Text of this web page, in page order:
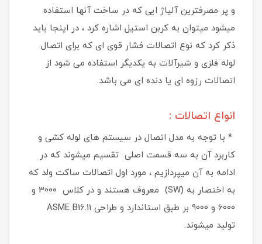
و پر مصرفترین آلیاژ ایی که در ساخت آنها استفاده
میشود میتوان به کربن استیل اشاره کرد ، در اینجا باید
ذکر کرد که نوع اتصالات فشار قوی ای که برای اتصال
لوله فلزی و شیرآلات به یکدیگر استفاده می شود از
اتصالات رزوه ای یا دنده ای می باشد.
انواع اتصالات :
* با توجه به مدل اتصال در سیستم های لوله کشی و
کاربرد آن به سه قسمت اصلی تقسیم میشوند که در
ادامه به آن میپردازیم ، مورد اول اتصالات ساکت ولد که
به اختصار به (SW) معروف هستند و در کلاس 3000 و
6000 و 9000 بر طبق استاندارد و طراحی ASME B16.11
تولید میشوند.